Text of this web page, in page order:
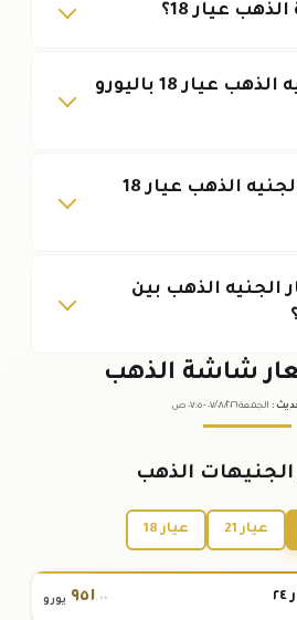
عيار 18؟
ما هو سعر الجنيه الذهب عيار 18 باليورو
كيف يتأثر سعر الجنيه الذهب عيار 18
الذهب بين
شاشة الذهب
: الجمعة ٠٧ /٠٨/٢٠٢٦ - ٠٧:٠٥ ص
الذهب
عيار 21 عيار 18
٩٥١.٠٠ يورو